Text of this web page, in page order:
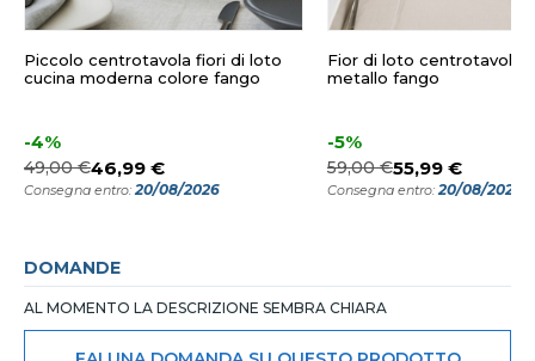
Piccolo centrotavola fiori di loto
cucina moderna colore fango
-4%
49,00 €46,99 €
Consegna entro:20/08/2026
Fior di loto centrotavola
metallo fango
-5%
59,00 €55,99 €
Consegna entro:20/08/2026
DOMANDE
AL MOMENTO LA DESCRIZIONE SEMBRA CHIARA